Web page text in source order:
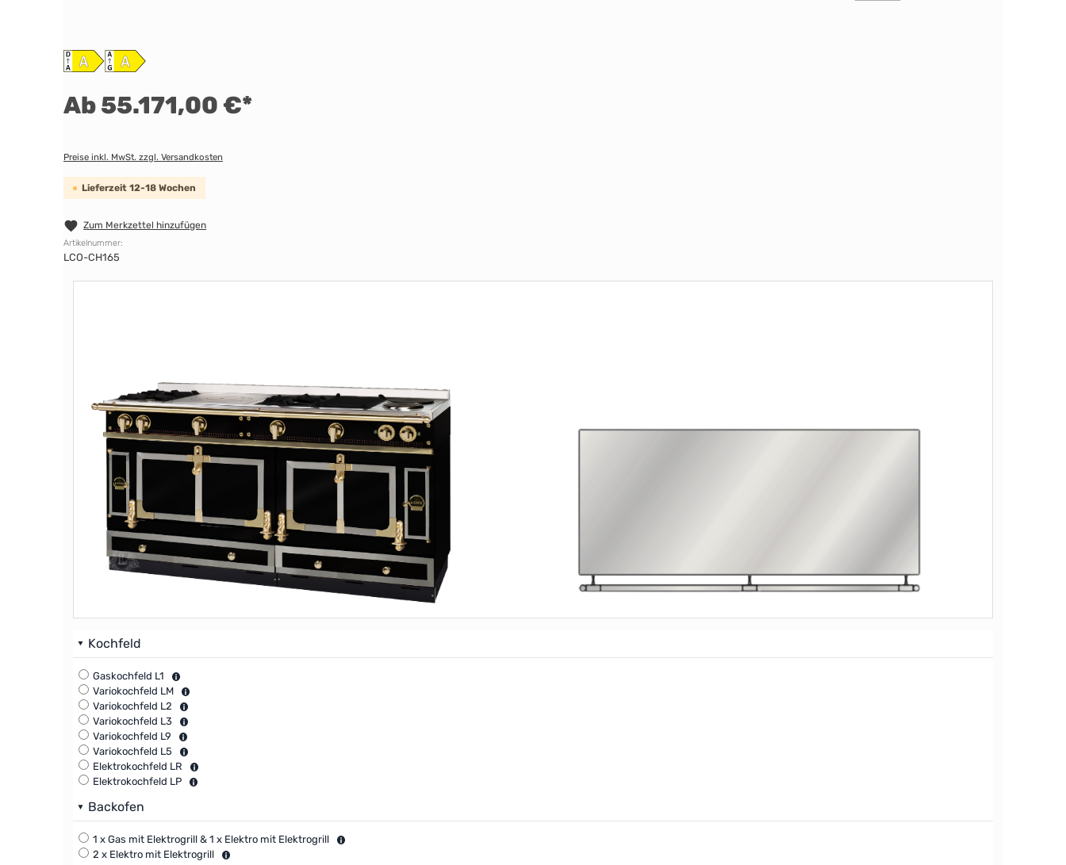
Ab 55.171,00 €*
Preise inkl. MwSt. zzgl. Versandkosten
Lieferzeit 12-18 Wochen
Zum Merkzettel hinzufügen
Artikelnummer:
LCO-CH165
Kochfeld
Gaskochfeld L1
Variokochfeld LM
Variokochfeld L2
Variokochfeld L3
Variokochfeld L9
Variokochfeld L5
Elektrokochfeld LR
Elektrokochfeld LP
Backofen
1 x Gas mit Elektrogrill & 1 x Elektro mit Elektrogrill
2 x Elektro mit Elektrogrill